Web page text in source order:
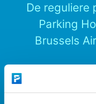
De reguliere
Parking
Brussels
1 dag